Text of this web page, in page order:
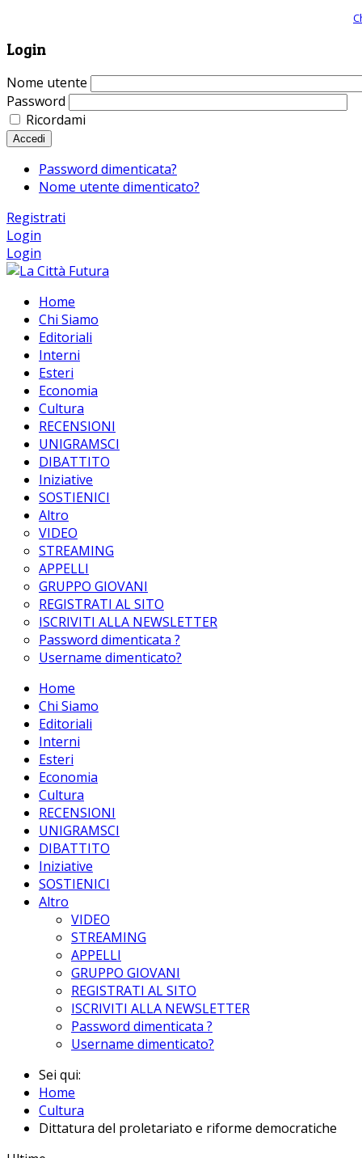
Login
Nome utente
Password
Ricordami
Accedi
Password dimenticata?
Nome utente dimenticato?
Registrati
Login
Login
Home
Chi Siamo
Editoriali
Interni
Esteri
Economia
Cultura
RECENSIONI
UNIGRAMSCI
DIBATTITO
Iniziative
SOSTIENICI
Altro
VIDEO
STREAMING
APPELLI
GRUPPO GIOVANI
REGISTRATI AL SITO
ISCRIVITI ALLA NEWSLETTER
Password dimenticata ?
Username dimenticato?
Home
Chi Siamo
Editoriali
Interni
Esteri
Economia
Cultura
RECENSIONI
UNIGRAMSCI
DIBATTITO
Iniziative
SOSTIENICI
Altro
VIDEO
STREAMING
APPELLI
GRUPPO GIOVANI
REGISTRATI AL SITO
ISCRIVITI ALLA NEWSLETTER
Password dimenticata ?
Username dimenticato?
Sei qui:
Home
Cultura
Dittatura del proletariato e riforme democratiche